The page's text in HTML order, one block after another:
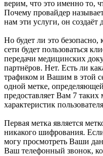
верим, что это именно то,
Почему провайдер
нам эти услуги, он создаёт
Но будет ли это безопасно,
сети будет пользоваться
передачи медицинских
партнёров. Нет. Есть ли
трафиком и Вашим в этой
одной метке,
предоставляет Вам 7 таких
характеристик
Первая метка является
никакого шифрования.
могу просмотреть Ваши
Ваш телефонный звонок,